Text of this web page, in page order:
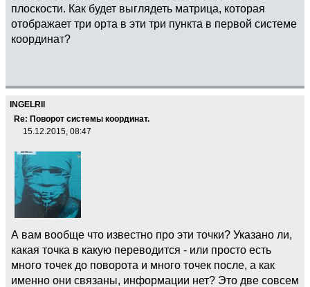
плоскости. Как будет выглядеть матрица, которая
отображает три орта в эти три пункта в первой системе
координат?
INGELRII
Re: Поворот системы координат.
15.12.2015, 08:47
А вам вообще что известно про эти точки? Указано ли,
какая точка в какую переводится - или просто есть
много точек до поворота и много точек после, а как
именно они связаны, информации нет? Это две совсем